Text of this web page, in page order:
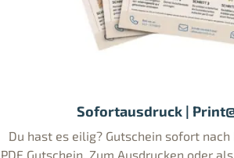
Sofortausdruck |
Du hast es eilig? Gutschein sofort
PDF Gutschein. Zum Ausdrucken oder